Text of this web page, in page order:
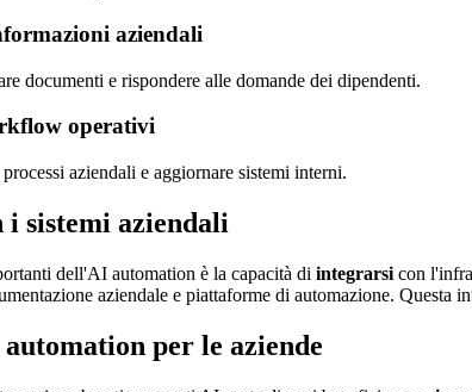
aziendali
documenti e rispondere alle domande dei dipendenti.
operativi
aziendali e aggiornare sistemi interni.
i sistemi aziendali
dell'AI automation è la capacità di integrarsi con
aziendale e piattaforme di automazione. Questa
per le aziende